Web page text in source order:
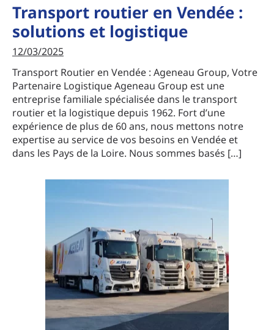
Transport routier en Vendée :
solutions et logistique
12/03/2025
Transport Routier en Vendée : Ageneau Group, Votre
Partenaire Logistique Ageneau Group est une
entreprise familiale spécialisée dans le transport
routier et la logistique depuis 1962. Fort d’une
expérience de plus de 60 ans, nous mettons notre
expertise au service de vos besoins en Vendée et
dans les Pays de la Loire. Nous sommes basés […]